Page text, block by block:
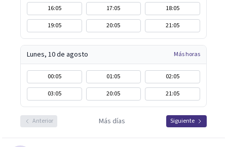
16:05 17:05
18:05
19:05
20:05 21:05
Lunes, 10 de agosto Más horas
00:05 01:05
02:05
03:05
20:05 21:05
Anterior Más días Siguiente